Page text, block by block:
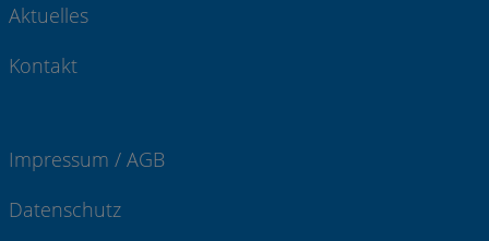
Aktuelles
Kontakt
Impressum / AGB
Datenschutz